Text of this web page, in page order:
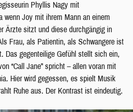
Phyllis Nagy mit
wenn Joy mit ihrem Mann an einem
Ärzte sitzt und diese durchgängig in
Frau, als Patientin, als Schwangere ist
Das gegenteilige Gefühl stellt sich ein,
“Call Jane” spricht – allen voran mit
Hier wird gegessen, es spielt Musik
Ruhe aus. Der Kontrast ist eindeutig.